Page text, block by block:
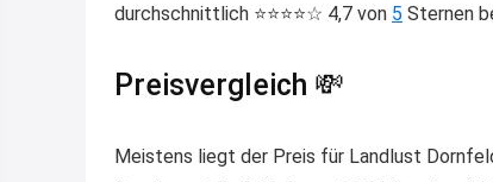
durchschnittlich ⭐️⭐️⭐️⭐️☆ 4,7 von 5 Sternen
Preisvergleich 💸
Meistens liegt der Preis für Landlust